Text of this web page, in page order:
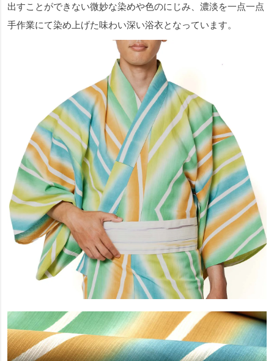
出すことができない微妙な染めや色のにじみ、濃淡を一点一点
手作業にて染め上げた味わい深い浴衣となっています。